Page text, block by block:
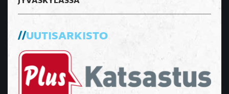
UUTISARKISTO